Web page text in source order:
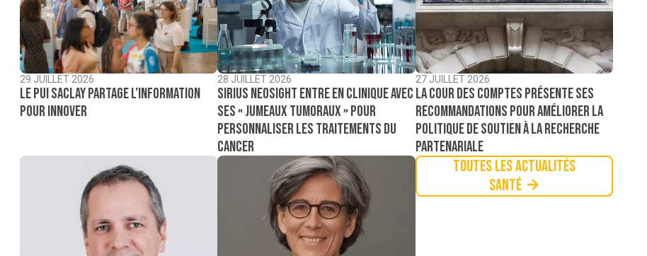
29 JUILLET 2026
Le PUI Saclay partage l’information
pour innover
28 JUILLET 2026
Sirius NeoSight entre en clinique avec
ses « jumeaux tumoraux » pour
personnaliser les traitements du
cancer
27 JUILLET 2026
La Cour des comptes présente ses
recommandations pour améliorer la
politique de soutien à la recherche
partenariale
Toutes les actualités
Santé